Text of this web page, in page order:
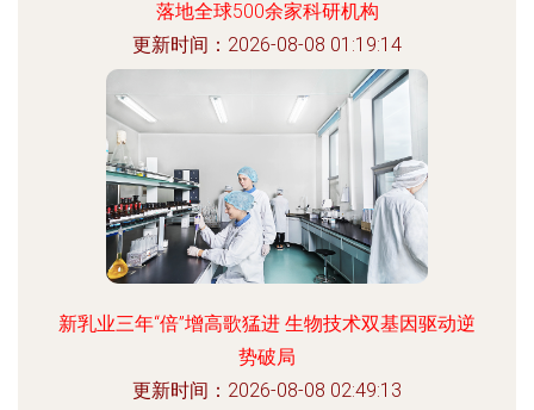
落地全球500余家科研机构
更新时间：2026-08-08 01:19:14
新乳业三年“倍”增高歌猛进 生物技术双基因驱动逆
势破局
更新时间：2026-08-08 02:49:13